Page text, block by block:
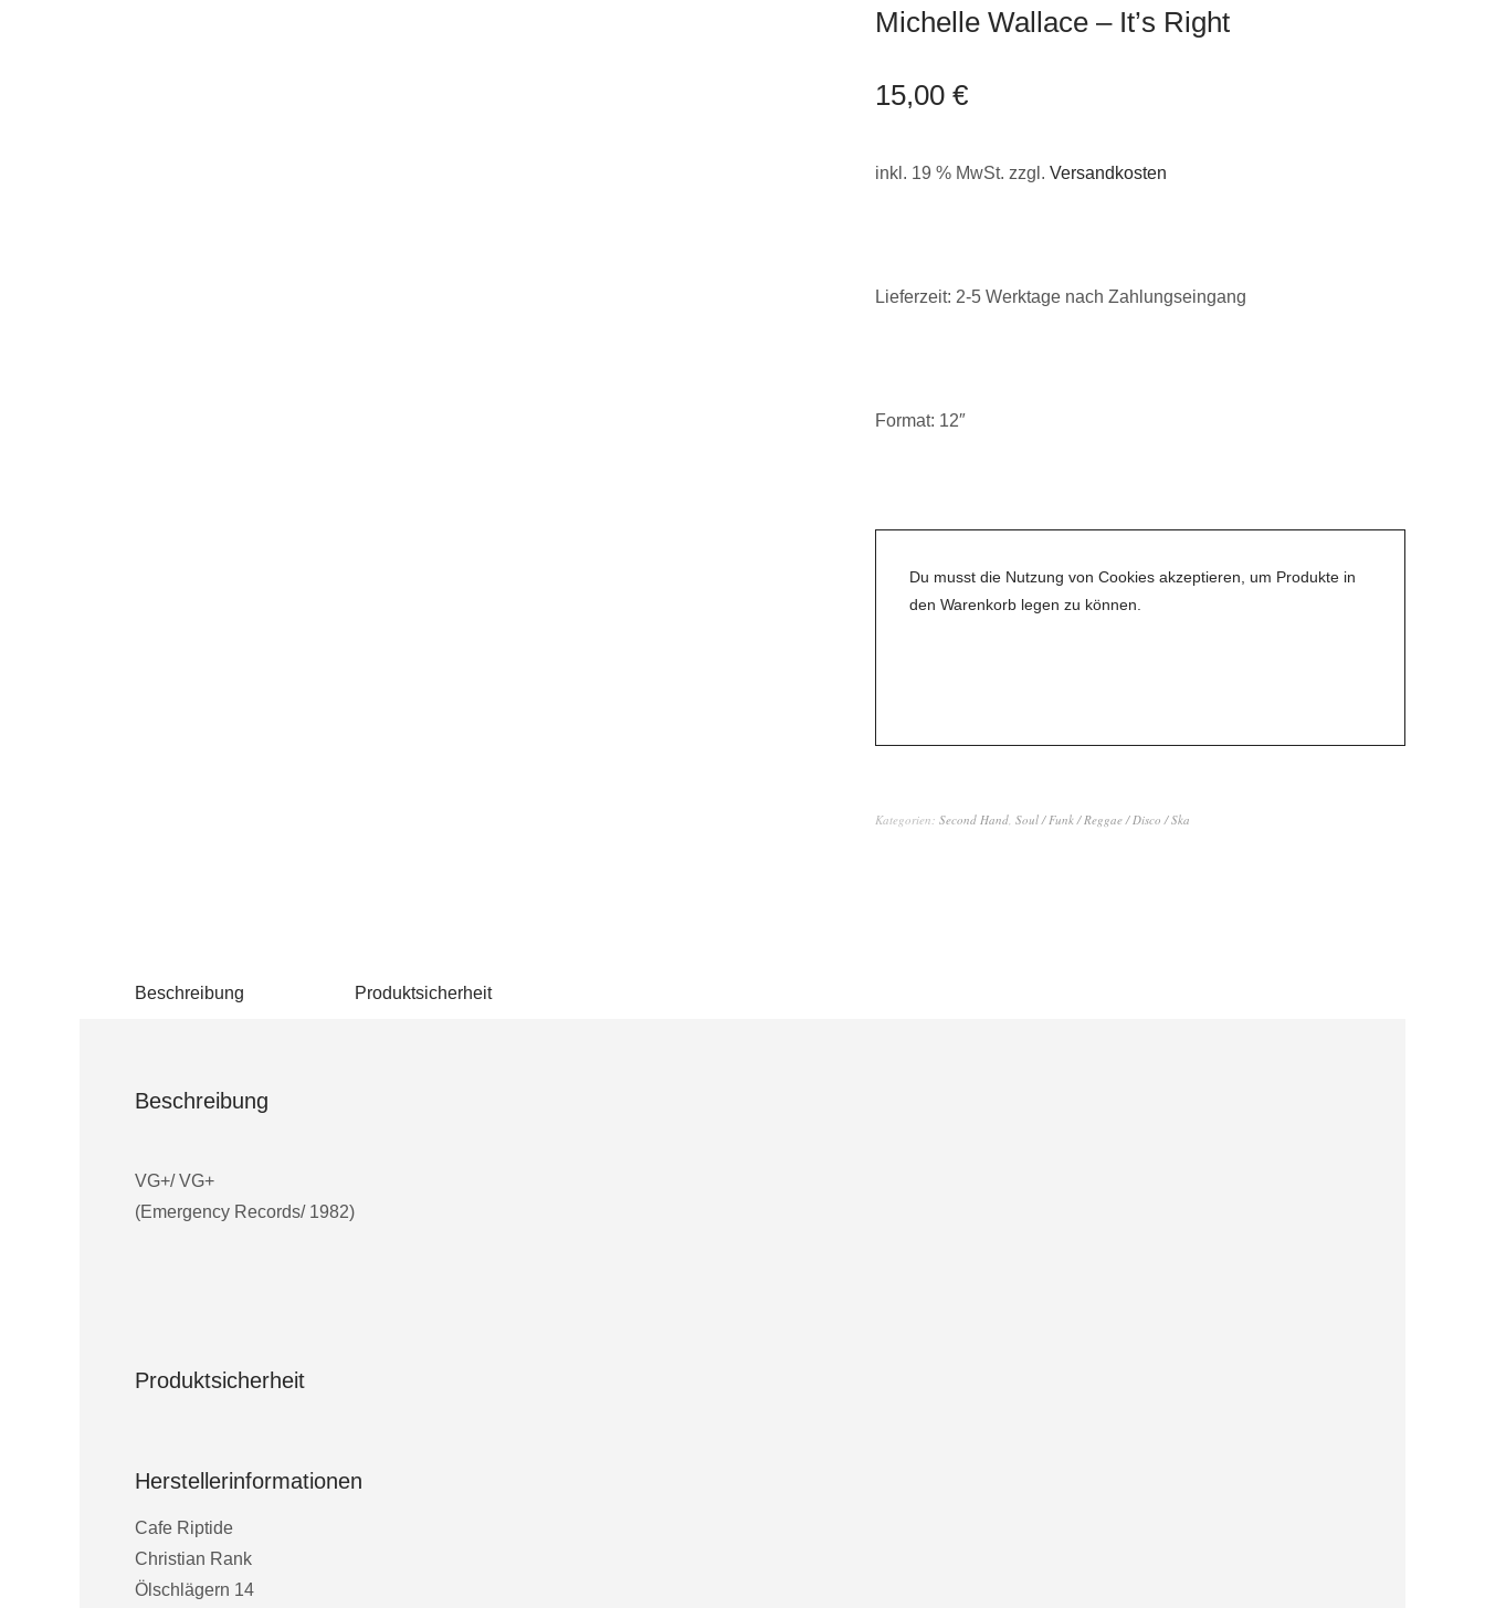
Michelle Wallace – It’s Right
15,00 €
inkl. 19 % MwSt. zzgl. Versandkosten
Lieferzeit: 2-5 Werktage nach Zahlungseingang
Format: 12″
Du musst die Nutzung von Cookies akzeptieren, um Produkte in
den Warenkorb legen zu können.
Kategorien: Second Hand Soul / Funk / Reggae / Disco / Ska
Beschreibung Produktsicherheit
Beschreibung
VG+/ VG+
(Emergency Records/ 1982)
Produktsicherheit
Herstellerinformationen
Cafe Riptide
Christian Rank
Ölschlägern 14